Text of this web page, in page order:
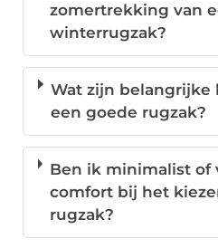
zomertrekking van
winterrugzak?
Wat zijn belangrijke
een goede rugzak?
Ben ik minimalist of
comfort bij het
rugzak?